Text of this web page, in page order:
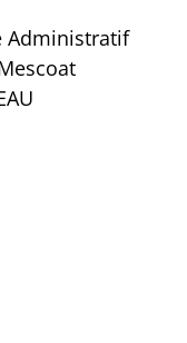
Administratif